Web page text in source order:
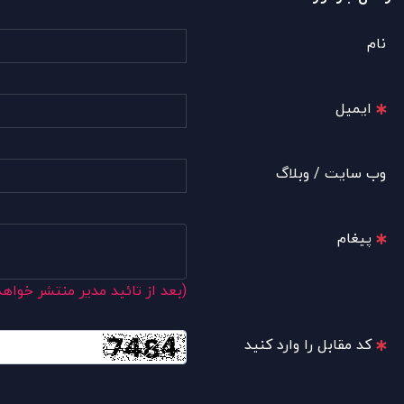
نام
ایمیل
وب سایت / وبلاگ
پیغام
(بعد از تائید مدیر منتشر
کد مقابل را وارد کنید